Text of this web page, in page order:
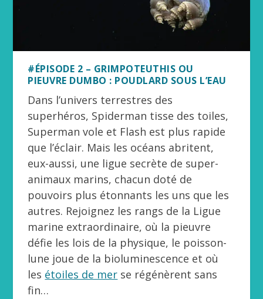
#ÉPISODE 2 – GRIMPOTEUTHIS OU
PIEUVRE DUMBO : POUDLARD SOUS L’EAU
Dans l’univers terrestres des
superhéros, Spiderman tisse des toiles,
Superman vole et Flash est plus rapide
que l’éclair. Mais les océans abritent,
eux-aussi, une ligue secrète de super-
animaux marins, chacun doté de
pouvoirs plus étonnants les uns que les
autres. Rejoignez les rangs de la Ligue
marine extraordinaire, où la pieuvre
défie les lois de la physique, le poisson-
lune joue de la bioluminescence et où
les étoiles de mer se régénèrent sans
fin…